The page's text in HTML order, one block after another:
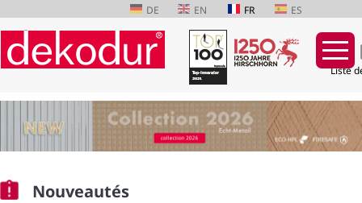
DE EN FR ES
Liste
Aller
contenu
Nouveautés